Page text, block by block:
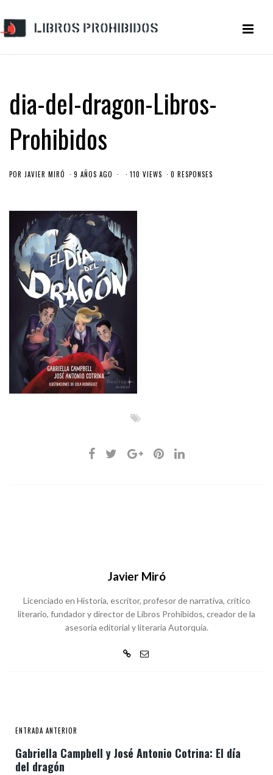
dia-del-dragon-Libros-
Prohibidos
POR JAVIER MIRÓ 9 AÑOS AGO 110 VIEWS 0 RESPONSES
Javier Miró
Licenciado en Historia, escritor, profesor de narrativa, crítico
literario, fundador y director de Libros Prohibidos, creador de la
asesoría editorial y literaria Autorquía.
ENTRADA ANTERIOR
Gabriella Campbell y José Antonio Cotrina: El día
del dragón